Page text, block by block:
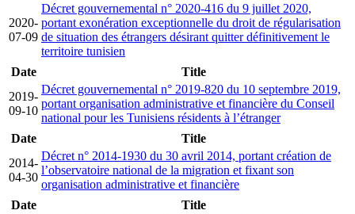
2020-
07-09
Décret gouvernemental n° 2020-416 du 9 juillet 2020,
portant exonération exceptionnelle du droit de régularisation
de situation des étrangers désirant quitter définitivement le
territoire tunisien
Date
Title
2019-
09-10
Décret gouvernemental n° 2019-820 du 10 septembre 2019,
portant organisation administrative et financière du Conseil
national pour les Tunisiens résidents à l’étranger
Date
Title
2014-
04-30
Décret n° 2014-1930 du 30 avril 2014, portant création de
l’observatoire national de la migration et fixant son
organisation administrative et financière
Date
Title